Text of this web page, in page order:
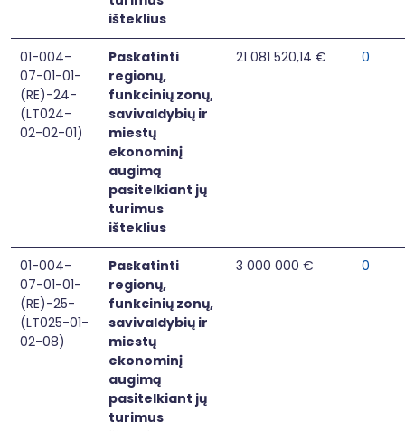
išteklius
01-004-
07-01-01-
(RE)-24-
(LT024-
02-02-01)
Paskatinti
regionų,
funkcinių zonų,
savivaldybių ir
miestų
ekonominį
augimą
pasitelkiant jų
turimus
išteklius
21 081 520,14 € 0
01-004-
07-01-01-
(RE)-25-
(LT025-01-
02-08)
Paskatinti
regionų,
funkcinių zonų,
savivaldybių ir
miestų
ekonominį
augimą
pasitelkiant jų
turimus
3 000 000 € 0